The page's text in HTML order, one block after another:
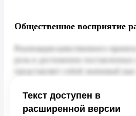
Общественное восприятие
Текст доступен в
расширенной версии